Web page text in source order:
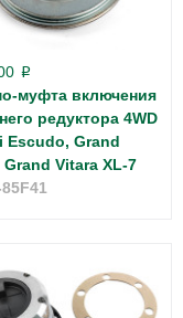
p
муфта включения
редуктора 4WD
Escudo, Grand
Grand Vitara XL-7